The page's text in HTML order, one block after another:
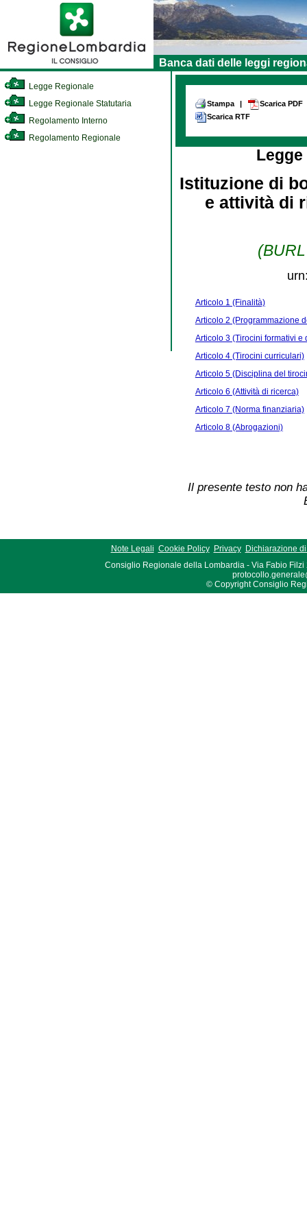
Banca dati delle leggi
Legge Regionale
Legge Regionale Statutaria
Regolamento Interno
Regolamento Regionale
Stampa |
Scarica PDF
Scarica RTF
Istituzione di
e attività di
Articolo 1 (Finalità)
Articolo 2 (Programmazione
Articolo 3 (Tirocini formativi
Articolo 4 (Tirocini curriculari)
Articolo 5 (Disciplina del
Articolo 6 (Attività di ricerca)
Articolo 7 (Norma finanziaria)
Articolo 8 (Abrogazioni)
Il presente testo non
Note Legali Cookie Policy Privacy
Dichiarazione
Consiglio Regionale della Lombardia - Via Fabio Filzi
© Copyright Consiglio